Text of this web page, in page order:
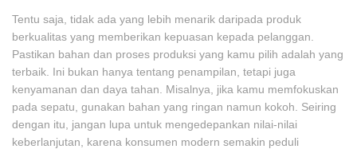
Tentu saja, tidak ada yang lebih menarik daripada produk
berkualitas yang memberikan kepuasan kepada pelanggan.
Pastikan bahan dan proses produksi yang kamu pilih adalah yang
terbaik. Ini bukan hanya tentang penampilan, tetapi juga
kenyamanan dan daya tahan. Misalnya, jika kamu memfokuskan
pada sepatu, gunakan bahan yang ringan namun kokoh. Seiring
dengan itu, jangan lupa untuk mengedepankan nilai-nilai
keberlanjutan, karena konsumen modern semakin peduli